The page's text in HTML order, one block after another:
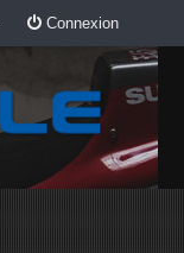
Connexion